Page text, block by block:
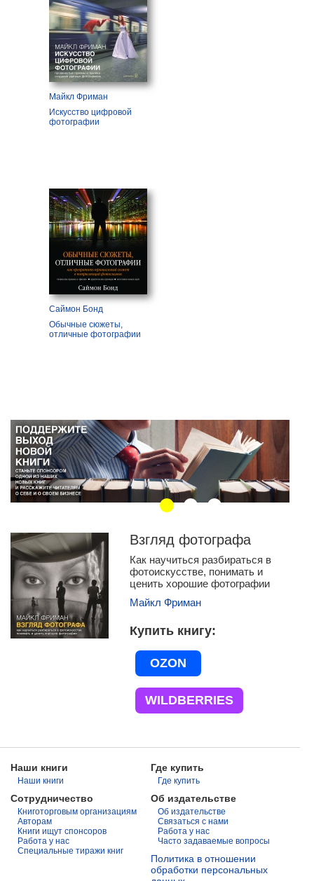
Майкл Фриман
Искусство цифровой
фотографии
Саймон Бонд
Обычные сюжеты,
отличные фотографии
Взгляд фотографа
Как научиться разбираться в
фотоискусстве, понимать и
ценить хорошие фотографии
Майкл Фриман
Купить книгу
OZON
WILDBERRIES
Наши книги
Наши книги
Где купить
Где купить
Сотрудничество
Книготорговым организациям
Авторам
Книги ищут спонсоров
Работа у нас
Специальные тиражи книг
Об издательстве
Об издательстве
Связаться с нами
Работа у нас
Часто задаваемые вопросы
Политика в отношении
обработки персональных